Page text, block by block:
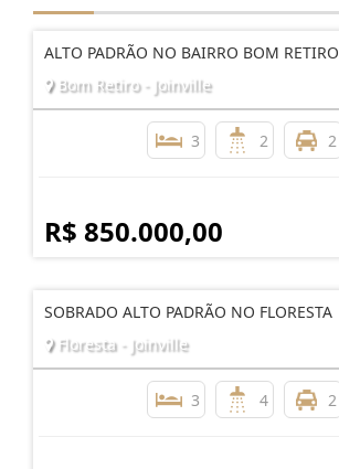
ALTO PADRÃO NO BAIRRO BOM RETIRO
Bom Retiro - Joinville
3 2 2
R$ 850.000,00
SOBRADO ALTO PADRÃO NO FLORESTA
Floresta - Joinville
3 4 2